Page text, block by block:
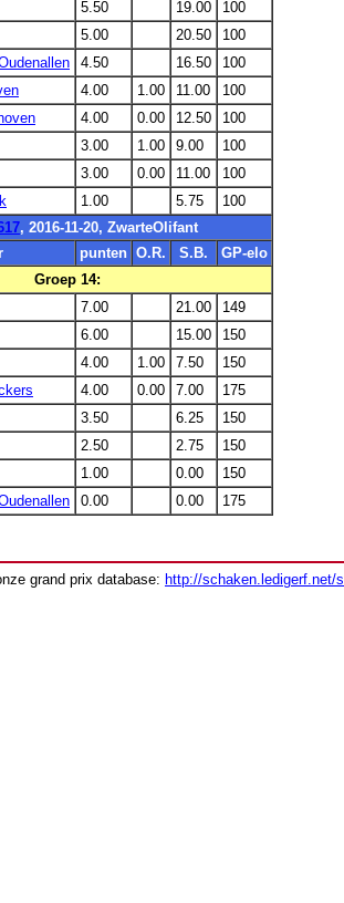
5.50 19.00
100
5.00 20.50
100
4.50 16.50
100
4.00 1.00 11.00
100
4.00 0.00 12.50
100
3.00 1.00 9.00
100
3.00 0.00 11.00
100
1.00 5.75
100
, 2016-11-20, ZwarteOlifant
punten O.R. S.B.
GP-elo
Groep 14:
7.00 21.00
149
6.00 15.00
150
4.00 1.00 7.50
150
4.00 0.00 7.00
175
3.50 6.25
150
2.50 2.75
150
1.00 0.00
150
0.00 0.00 175
grand prix database: http://schaken.ledigerf.net/